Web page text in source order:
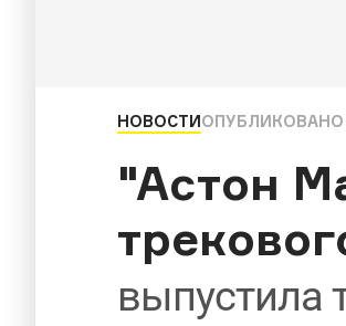
НОВОСТИОПУБЛИКОВАНО
"Астон
выпустила